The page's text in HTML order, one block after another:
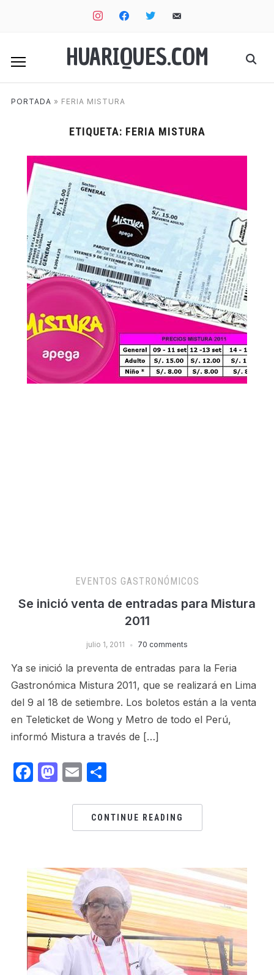
instagramfacebooktwitter
email-
HUARIQUES.COM
PORTADA » FERIA MISTURA
ETIQUETA: FERIA MISTURA
EVENTOS GASTRONÓMICOS
Se inició venta de entradas para Mistura
2011
julio 1, 2011 70 comments
Ya se inició la preventa de entradas para la Feria
Gastronómica Mistura 2011, que se realizará en Lima
del 9 al 18 de setiembre. Los boletos están a la venta
en Teleticket de Wong y Metro de todo el Perú,
informó Mistura a través de […]
Facebook
Mastodon
EmailShare
CONTINUE READING